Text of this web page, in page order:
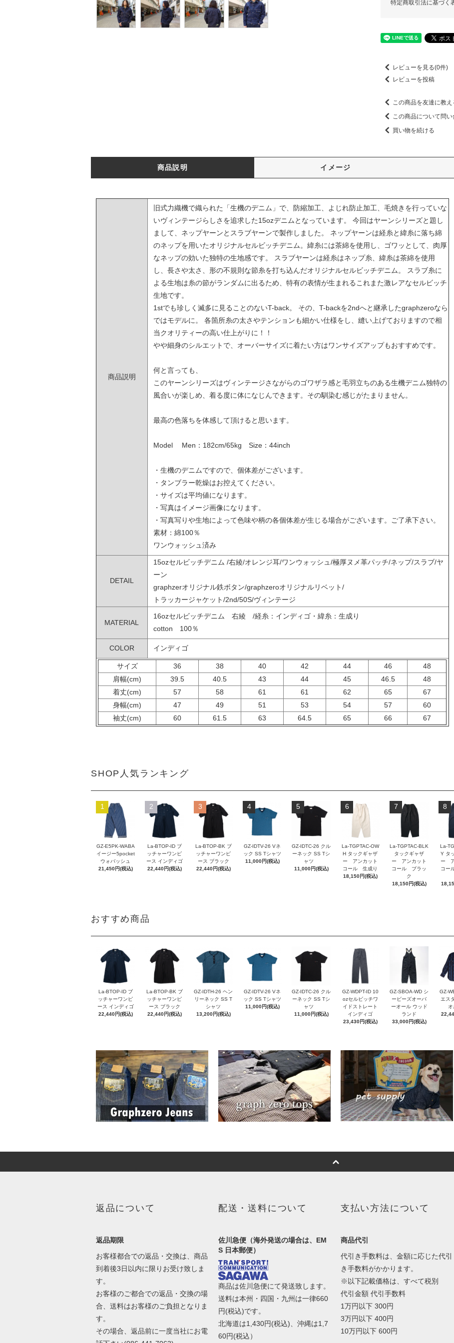
特定商取引法に基づく
レビューを見る(0件)
レビューを投稿
この商品を友達に教え
この商品について問い
買い物を続ける
商品説明 イメージ
商品説明
旧式力織機で織られた「生機のデニム」で、防縮加工、よじれ防止加工、毛焼きを行っていな
いヴィンテージらしさを追求した15ozデニムとなっています。 今回はヤーンシリーズと題し
まして、ネップヤーンとスラブヤーンで製作しました。 ネップヤーンは経糸と緯糸に落ち綿
のネップを用いたオリジナルセルビッチデニム。緯糸には茶綿を使用し、ゴワッとして、肉厚
なネップの効いた独特の生地感です。 スラブヤーンは経糸はネップ糸、緯糸は茶綿を使用
し、長さや太さ、形の不規則な節糸を打ち込んだオリジナルセルビッチデニム。 スラブ糸に
よる生地は糸の節がランダムに出るため、特有の表情が生まれるこれまた激レアなセルビッチ
生地です。
1stでも珍しく滅多に見ることのないT-back。 その、T-backを2ndへと継承したgraphzeroなら
ではモデルに。 各箇所糸の太さやテンションも細かい仕様をし、縫い上げておりますので相
当クオリティーの高い仕上がりに！！
やや細身のシルエットで、オーバーサイズに着たい方はワンサイズアップもおすすめです。
何と言っても、
このヤーンシリーズはヴィンテージさながらのゴワザラ感と毛羽立ちのある生機デニム独特の
風合いが楽しめ、着る度に体になじんできます。その馴染む感じがたまりません。
最高の色落ちを体感して頂けると思います。
Model Men：182cm/65kg Size：44inch
・生機のデニムですので、個体差がございます。
・タンブラー乾燥はお控えてください。
・サイズは平均値になります。
・写真はイメージ画像になります。
・写真写りや生地によって色味や柄の各個体差が生じる場合がございます。ご了承下さい。
素材：綿100％
ワンウォッシュ済み
DETAIL
15ozセルビッチデニム /右綾/オレンジ耳/ワンウォッシュ/極厚ヌメ革パッチ/ネップ/スラブ/ヤ
ーン
graphzerオリジナル鉄ボタン/graphzeroオリジナルリベット/
トラッカージャケット/2nd/50S/ヴィンテージ
MATERIAL
16ozセルビッチデニム 右綾 /経糸：インディゴ・緯糸：生成り
cotton 100％
COLOR インディゴ
サイズ 36 38 40 42 44 46
48
肩幅(cm)
39.5 40.5 43 44 45 46.5
48
着丈(cm)
57 58 61 61 62 65
67
身幅(cm)
47 49 51 53 54 57
60
袖丈(cm)
60 61.5 63 64.5 65 66 67
SHOP人気ランキング
1
GZ-E5PK-WABA
イージー5pocket
ウォバッシュ
21,450円(税込)
2
La-BTOP-ID ブ
ッチャーワンピ
ース インディゴ
22,440円(税込)
3
La-BTOP-BK ブ
ッチャーワンピ
ース ブラック
22,440円(税込)
4
GZ-IDTV-26 Vネ
ック SS Tシャツ
11,000円(税込)
5
GZ-IDTC-26 クル
ーネック SS Tシ
ャツ
11,000円(税込)
6
La-TGPTAC-OW
H タックギャザ
ー アンカット
コール 生成り
18,150円(税込)
7
La-TGPTAC-BLK
タックギャザ
ー アンカット
コール ブラッ
ク
18,150円(税込)
8
La-
Y タ
ー
コー
おすすめ商品
La-BTOP-ID ブ
ッチャーワンピ
ース インディゴ
22,440円(税込)
La-BTOP-BK ブ
ッチャーワンピ
ース ブラック
22,440円(税込)
GZ-IDTH-26 ヘン
リーネック SS T
シャツ
13,200円(税込)
GZ-IDTV-26 Vネ
ック SS Tシャツ
11,000円(税込)
GZ-IDTC-26 クル
ーネック SS Tシ
ャツ
11,000円(税込)
GZ-WDPT-ID 10
ozセルビッチワ
イドストレート
インディゴ
23,430円(税込)
GZ-SBOA-WD シ
ービーズオーバ
ーオール ウッド
ランド
33,000円(税込)
GZ-
エス
返品について
返品期限
お客様都合での返品・交換は、商品
到着後3日以内に限りお受け致しま
す。
お客様のご都合での返品・交換の場
合、送料はお客様のご負担となりま
す。
その場合、返品前に一度当社にお電
配送・送料について
佐川急便（海外発送の場合は、EM
S 日本郵便）
商品は佐川急便にて発送致します。
送料は本州・四国・九州は一律660
円(税込)です。
北海道は1,430円(税込)、沖縄は1,7
60円(税込）
支払い方法について
商品代引
代引き手数料は、金額に応じた代引
き手数料がかかります。
※以下記載価格は、すべて税別
代引金額 代引手数料
1万円以下 300円
3万円以下 400円
10万円以下 600円